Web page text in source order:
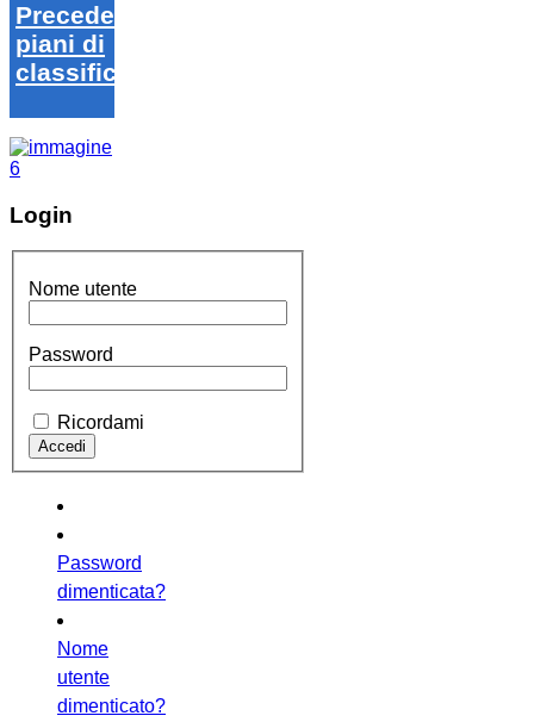
Precedenti
piani di
classifica
Login
Nome utente
Password
Ricordami
Password
dimenticata?
Nome
utente
dimenticato?